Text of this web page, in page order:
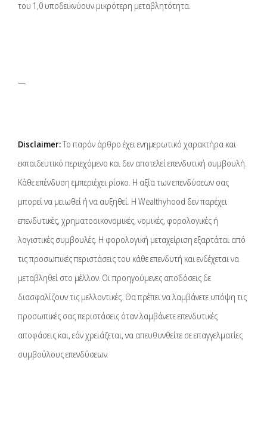
του 1,0 υποδεικνύουν μικρότερη μεταβλητότητα.
—
Disclaimer:Το παρόν άρθρο έχει ενημερωτικό χαρακτήρα και
εκπαιδευτικό περιεχόμενο και δεν αποτελεί επενδυτική συμβουλή.
Κάθε επένδυση εμπεριέχει ρίσκο. Η αξία των επενδύσεων σας
μπορεί να μειωθεί ή να αυξηθεί. Η Wealthyhood δεν παρέχει
επενδυτικές, χρηματοοικονομικές, νομικές, φορολογικές ή
λογιστικές συμβουλές. Η φορολογική μεταχείριση εξαρτάται από
τις προσωπικές περιστάσεις του κάθε επενδυτή και ενδέχεται να
μεταβληθεί στο μέλλον. Οι προηγούμενες αποδόσεις δε
διασφαλίζουν τις μελλοντικές. Θα πρέπει να λαμβάνετε υπόψη τις
προσωπικές σας περιστάσεις όταν λαμβάνετε επενδυτικές
αποφάσεις και, εάν χρειάζεται, να απευθυνθείτε σε επαγγελματίες
συμβούλους επενδύσεων.